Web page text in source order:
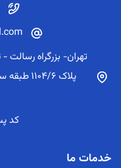
تهران- بزرگراه
پلاک
کد پستی:
خدمات ما